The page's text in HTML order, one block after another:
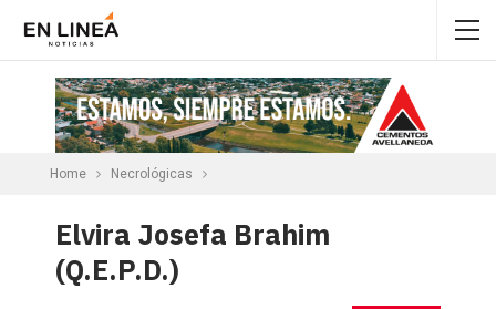
Home Necrológicas
Elvira Josefa Brahim
(Q.E.P.D.)